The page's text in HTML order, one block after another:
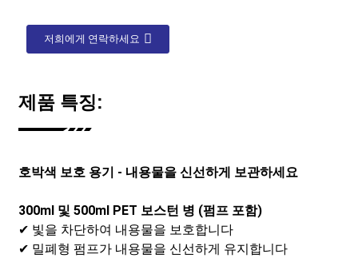
저희에게 연락하세요
제품 특징:
호박색 보호 용기 - 내용물을 신선하게 보관하세요
300ml 및 500ml PET 보스턴 병 (펌프 포함)
✔ 빛을 차단하여 내용물을 보호합니다
✔ 밀폐형 펌프가 내용물을 신선하게 유지합니다